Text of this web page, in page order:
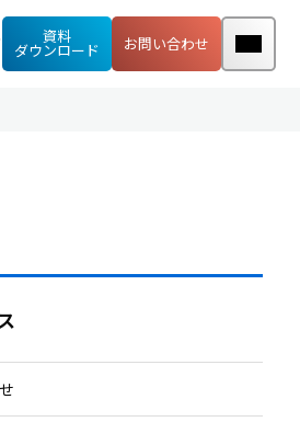
資料
ダウンロード
お問い合わせ